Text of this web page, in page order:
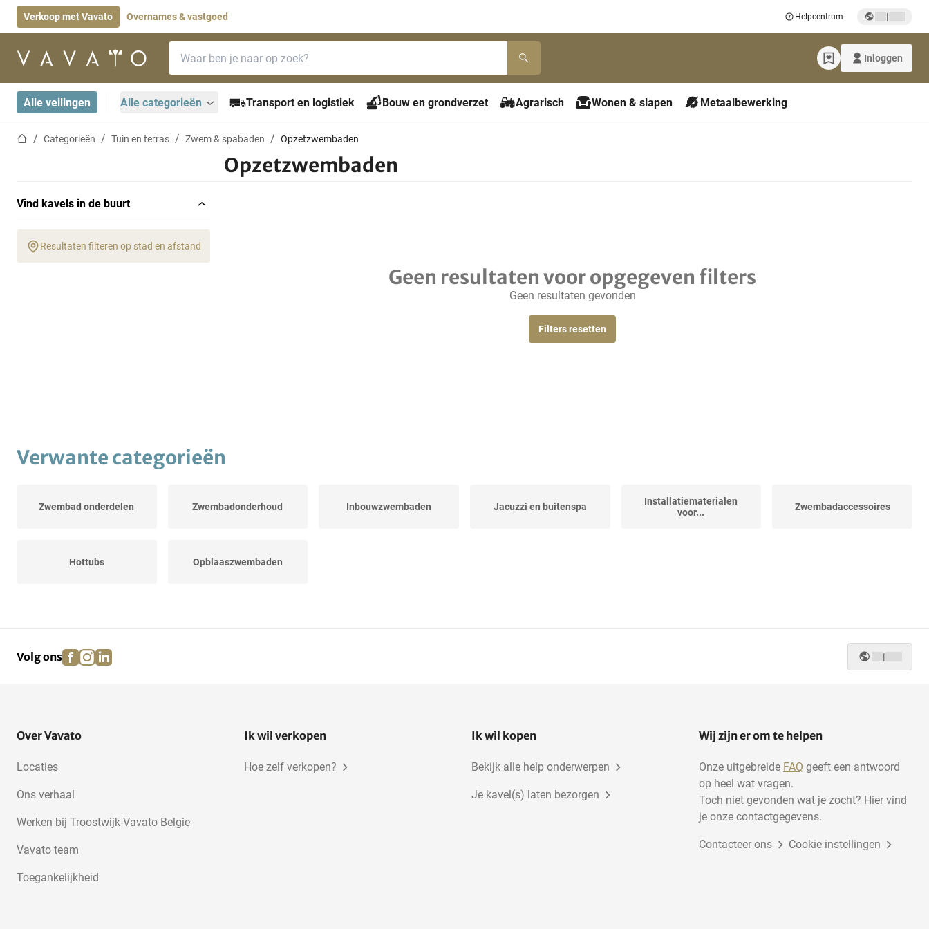
Verkoop met Vavato Overnames & vastgoed Helpcentrum |
Startpagina Inloggen
Alle veilingen Alle categorieën Transport en logistiek Bouw en grondverzet Agrarisch Wonen & slapen Metaalbewerking
StartpaginaCategorieën Tuin en terras Zwem & spabaden Opzetzwembaden
Opzetzwembaden
Vind kavels in de buurt
Resultaten filteren op stad en afstand
Geen resultaten voor opgegeven filters
Geen resultaten gevonden
Filters resetten
Verwante categorieën
Zwembad onderdelen Zwembadonderhoud Inbouwzwembaden Jacuzzi en buitenspa
Installatiematerialen
voor...
Zwembadaccessoires
Hottubs Opblaaszwembaden
Volg ons facebook
instagram
linkedin |
Over Vavato
Locaties
Ons verhaal
Werken bij Troostwijk-Vavato Belgie
Vavato team
Toegankelijkheid
Ik wil verkopen
Hoe zelf verkopen?
Ik wil kopen
Bekijk alle help onderwerpen
Je kavel(s) laten bezorgen
Wij zijn er om te helpen
Onze uitgebreide FAQ geeft een antwoord
op heel wat vragen.
Toch niet gevonden wat je zocht? Hier vind
je onze contactgegevens.
Contacteer ons Cookie instellingen